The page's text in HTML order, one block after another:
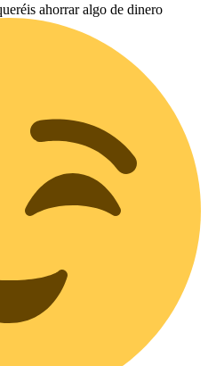
ahorrar algo de dinero